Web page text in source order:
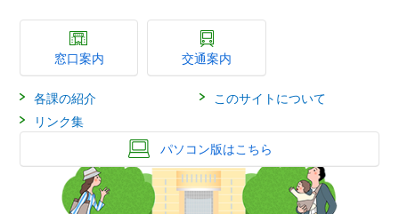
窓口案内 交通案内
各課の紹介
このサイトについて
リンク集
パソコン版はこちら